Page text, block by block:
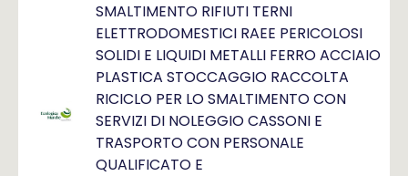
SMALTIMENTO RIFIUTI TERNI
ELETTRODOMESTICI RAEE PERICOLOSI
SOLIDI E LIQUIDI METALLI FERRO ACCIAIO
PLASTICA STOCCAGGIO RACCOLTA
RICICLO PER LO SMALTIMENTO CON
SERVIZI DI NOLEGGIO CASSONI E
TRASPORTO CON PERSONALE
QUALIFICATO E